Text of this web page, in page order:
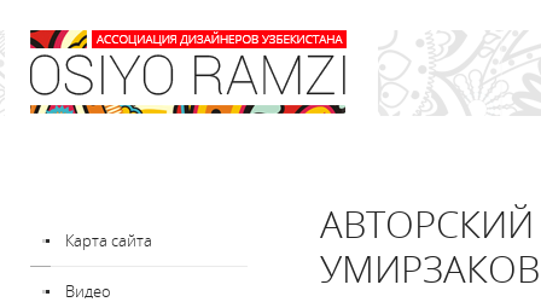
Карта сайта
Видео